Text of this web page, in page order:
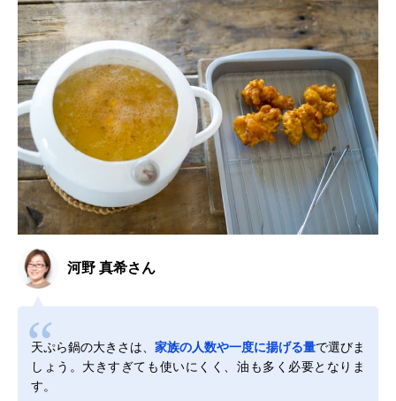
河野 真希さん
天ぷら鍋の大きさは、 家族の人数や一度に揚げる量で選びま
しょう。大きすぎても使いにくく、油も多く必要となりま
す。